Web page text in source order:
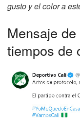
gusto y el color a
Mensaje
tiempos de